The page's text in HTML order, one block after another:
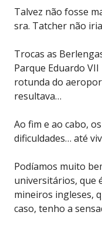
Talvez não fosse
sra. Tatcher não
Trocas as
Parque Eduardo
rotunda do
resultava…
Ao fim e ao cabo,
dificuldades… até
Podíamos muito
universitários, que
mineiros ingleses,
caso, tenho a